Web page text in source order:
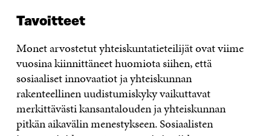
Tavoitteet
Monet arvostetut yhteiskuntatieteilijät ovat viime
vuosina kiinnittäneet huomiota siihen, että
sosiaaliset innovaatiot ja yhteiskunnan
rakenteellinen uudistumiskyky vaikuttavat
merkittävästi kansantalouden ja yhteiskunnan
pitkän aikavälin menestykseen. Sosiaalisten